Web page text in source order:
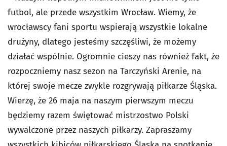
futbol, ale przede wszystkim Wrocław. Wiemy, że
wrocławscy fani sportu wspierają wszystkie lokalne
drużyny, dlatego jesteśmy szczęśliwi, że możemy
działać wspólnie. Ogromnie cieszy nas również fakt, że
rozpoczniemy nasz sezon na Tarczyński Arenie, na
której swoje mecze zwykle rozgrywają piłkarze Śląska.
Wierzę, że 26 maja na naszym pierwszym meczu
będziemy razem świętować mistrzostwo Polski
wywalczone przez naszych piłkarzy. Zapraszamy